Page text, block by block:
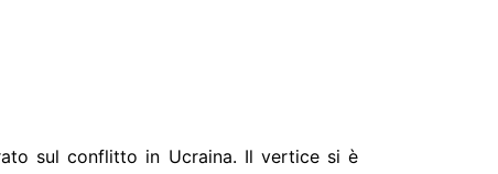
sul conflitto in Ucraina. Il vertice si è